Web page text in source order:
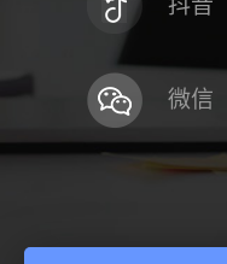
抖音
微信